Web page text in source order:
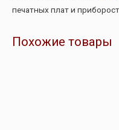
печатных плат и
Похожие товары